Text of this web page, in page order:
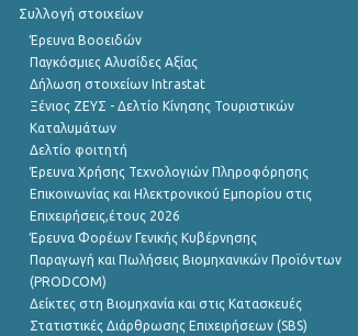
Συλλογή στοιχείων
Έρευνα Βοοειδών
Παγκόσμιες Αλυσίδες Αξίας
Δήλωση στοιχείων Intrastat
Ξένιος ΖΕΥΣ - Δελτίο Κίνησης Τουριστικών
Καταλυμάτων
Δελτίο φοιτητή
Έρευνα Χρήσης Τεχνολογιών Πληροφόρησης
Επικοινωνίας και Ηλεκτρονικού Εμπορίου στις
Επιχειρήσεις,έτους 2026
Έρευνα Φορέων Γενικής Κυβέρνησης
Παραγωγή και Πωλήσεις Βιομηχανικών Προϊόντων
(PRODCOM)
Δείκτες στη Βιομηχανία και στις Κατασκευές
Στατιστικές Διάρθρωσης Επιχειρήσεων (SBS)